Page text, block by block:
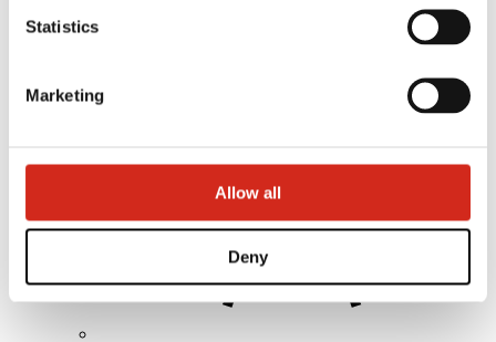
Statistics
Marketing
Allow all
Deny